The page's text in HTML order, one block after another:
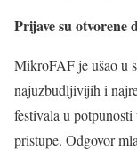
Prijave su otvorene
MikroFAF je ušao u
najuzbudljivijih i
festivala u potpunosti
pristupe. Odgovor